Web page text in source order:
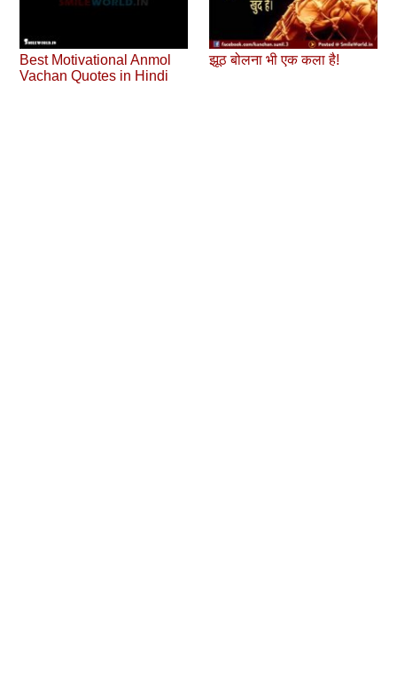
Best Motivational Anmol
Vachan Quotes in Hindi
झूठ बोलना भी एक कला है!